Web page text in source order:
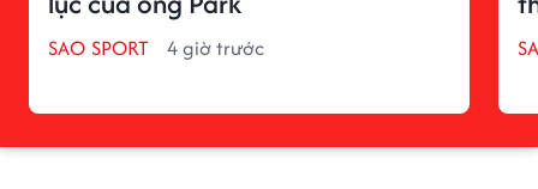
SAO SPORT 4 giờ trước